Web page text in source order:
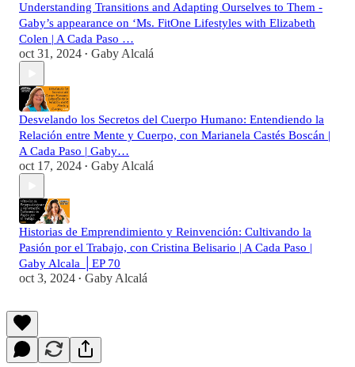
Understanding Transitions and Adapting Ourselves to Them -
Gaby’s appearance on ‘Ms. FitOne Lifestyles with Elizabeth
Colen | A Cada Paso …
oct 31, 2024 • Gaby Alcalá
Desvelando los Secretos del Cuerpo Humano: Entendiendo la
Relación entre Mente y Cuerpo, con Marianela Castés Boscán |
A Cada Paso | Gaby…
oct 17, 2024 • Gaby Alcalá
Historias de Emprendimiento y Reinvención: Cultivando la
Pasión por el Trabajo, con Cristina Belisario | A Cada Paso |
Gaby Alcala │EP 70
oct 3, 2024 • Gaby Alcalá